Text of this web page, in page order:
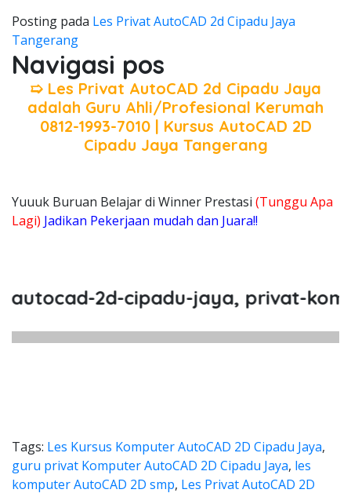
Posting pada Les Privat AutoCAD 2d Cipadu Jaya
Tangerang
Navigasi pos
➯ Les Privat AutoCAD 2d Cipadu Jaya
adalah Guru Ahli/Profesional Kerumah
0812-1993-7010 | Kursus AutoCAD 2D
Cipadu Jaya Tangerang
Yuuuk Buruan Belajar di Winner Prestasi (Tunggu Apa
Lagi) Jadikan Pekerjaan mudah dan Juara!!
2d-cipadu-jaya, privat-komputer-
Tags: Les Kursus Komputer AutoCAD 2D Cipadu Jaya,
guru privat Komputer AutoCAD 2D Cipadu Jaya, les
komputer AutoCAD 2D smp, Les Privat AutoCAD 2D